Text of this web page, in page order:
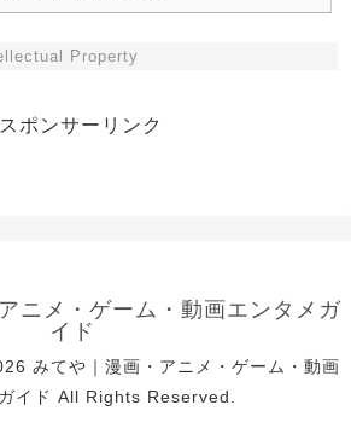
Property
スポンサーリンク
ニメ・ゲーム・動画エンタメガ
イド
みてや｜漫画・アニメ・ゲーム・動画
イド All Rights Reserved.